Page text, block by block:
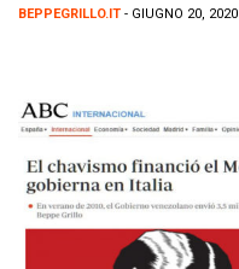
BEPPEGRILLO.IT - GIUGNO 20, 2020